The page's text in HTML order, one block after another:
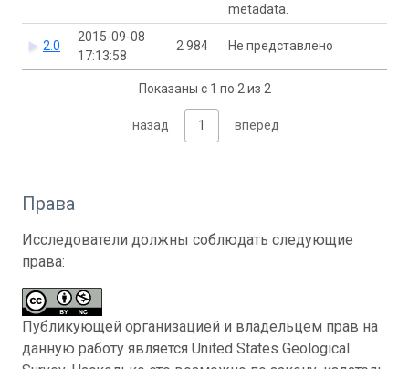
metadata.
2.0
2015-09-08
17:13:58
2 984 Не представлено
Показаны с 1 по 2 из 2
назад 1 вперед
Права
Исследователи должны соблюдать следующие
права:
Публикующей организацией и владельцем прав на
данную работу является United States Geological